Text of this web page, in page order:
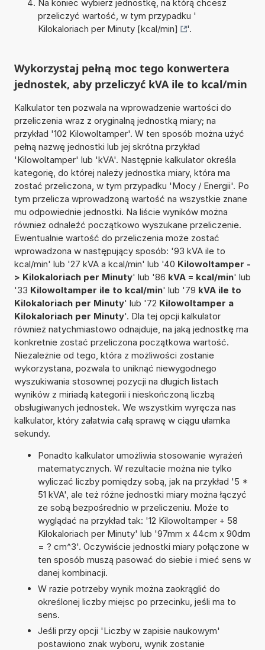
Na koniec wybierz jednostkę, na którą chcesz
przeliczyć wartość, w tym przypadku '
Kilokaloriach per Minuty [kcal/min]
'.
Wykorzystaj pełną moc tego konwertera
jednostek, aby przeliczyć kVA ile to kcal/min
Kalkulator ten pozwala na wprowadzenie wartości do
przeliczenia wraz z oryginalną jednostką miary; na
przykład '102 Kilowoltamper'. W ten sposób można użyć
pełną nazwę jednostki lub jej skrótna przykład
'Kilowoltamper' lub 'kVA'. Następnie kalkulator określa
kategorię, do której należy jednostka miary, która ma
zostać przeliczona, w tym przypadku 'Mocy / Energii'. Po
tym przelicza wprowadzoną wartość na wszystkie znane
mu odpowiednie jednostki. Na liście wyników można
również odnaleźć początkowo wyszukane przeliczenie.
Ewentualnie wartość do przeliczenia może zostać
wprowadzona w następujący sposób: '93 kVA ile to
kcal/min' lub '27 kVA a kcal/min' lub '40 Kilowoltamper -
> Kilokaloriach per Minuty' lub '86 kVA = kcal/min' lub
'33 Kilowoltamper ile to kcal/min' lub '79 kVA ile to
Kilokaloriach per Minuty' lub '72 Kilowoltamper a
Kilokaloriach per Minuty'. Dla tej opcji kalkulator
również natychmiastowo odnajduje, na jaką jednostkę ma
konkretnie zostać przeliczona początkowa wartość.
Niezależnie od tego, która z możliwości zostanie
wykorzystana, pozwala to uniknąć niewygodnego
wyszukiwania stosownej pozycji na długich listach
wyników z miriadą kategorii i nieskończoną liczbą
obsługiwanych jednostek. We wszystkim wyręcza nas
kalkulator, który załatwia całą sprawę w ciągu ułamka
sekundy.
Ponadto kalkulator umożliwia stosowanie wyrażeń
matematycznych. W rezultacie można nie tylko
wyliczać liczby pomiędzy sobą, jak na przykład '5 *
51 kVA', ale też różne jednostki miary można łączyć
ze sobą bezpośrednio w przeliczeniu. Może to
wyglądać na przykład tak: '12 Kilowoltamper + 58
Kilokaloriach per Minuty' lub '97mm x 44cm x 90dm
= ? cm^3'. Oczywiście jednostki miary połączone w
ten sposób muszą pasować do siebie i mieć sens w
danej kombinacji.
W razie potrzeby wynik można zaokrąglić do
określonej liczby miejsc po przecinku, jeśli ma to
sens.
Jeśli przy opcji 'Liczby w zapisie naukowym'
postawiono znak wyboru, wynik zostanie